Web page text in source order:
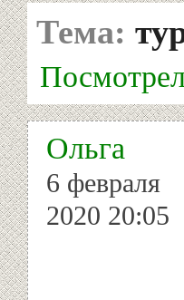
Тема:
Ольга
6 февраля
2020 20:05